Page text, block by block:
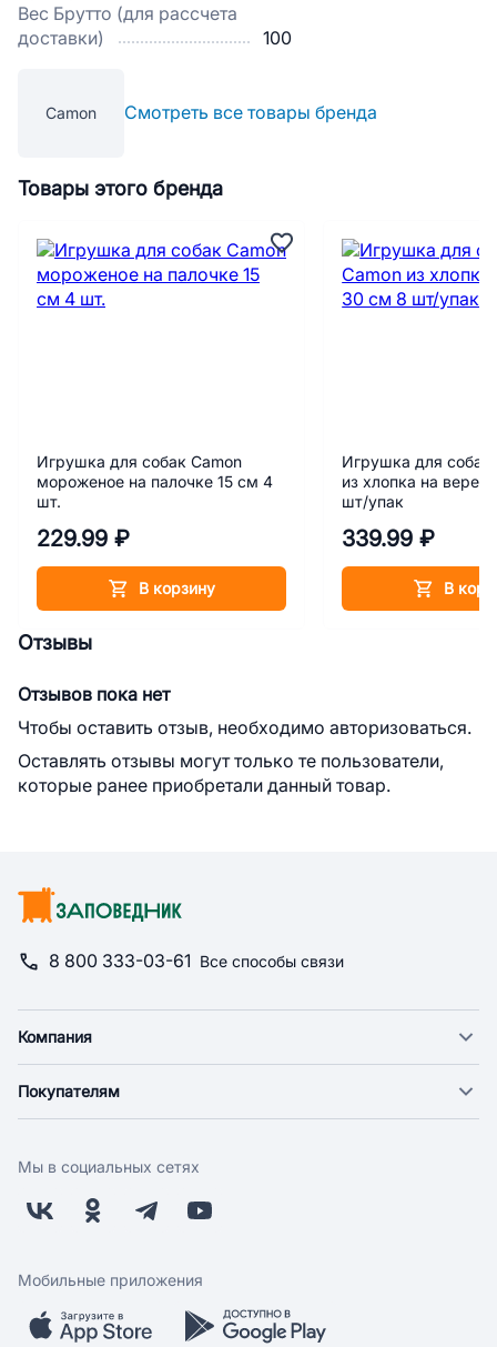
Вес Брутто (для рассчета
доставки)
100
Camon Смотреть все товары бренда
Товары этого бренда
Игрушка для собак Camon
мороженое на палочке 15 см 4
шт.
229.99 ₽
В корзину
Игрушка для собак
из хлопка на
шт/упак
339.99 ₽
В
Отзывы
Отзывов пока нет
Чтобы оставить отзыв, необходимо авторизоваться.
Оставлять отзывы могут только те пользователи,
которые ранее приобретали данный товар.
8 800 333-03-61 Все способы связи
Компания
Новости
Поставщикам
Заводчикам
Обратная связь
Покупателям
Оплата
Бонусная программа
Скидки и акции
Мобильное приложение
Мы в социальных сетях
Мобильные приложения